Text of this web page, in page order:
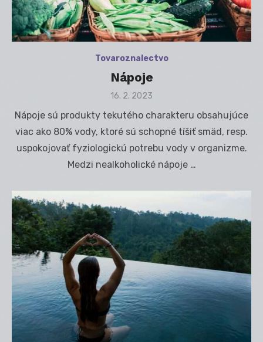
Tovaroznalectvo
Nápoje
Posted
16. 2. 2023
Nápoje sú produkty tekutého charakteru obsahujúce
viac ako 80% vody, ktoré sú schopné tíšiť smäd, resp.
uspokojovať fyziologickú potrebu vody v organizme.
Medzi nealkoholické nápoje …